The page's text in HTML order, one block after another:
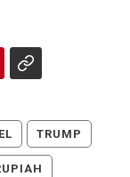
TRUMP